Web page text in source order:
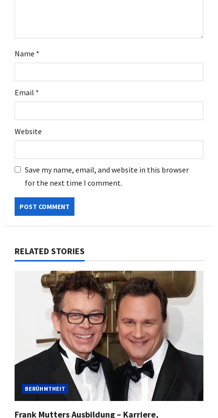
Name *
Email *
Website
Save my name, email, and website in this browser
for the next time I comment.
RELATED STORIES
BERÜHMTHEIT
Frank Mutters Ausbildung – Karriere,